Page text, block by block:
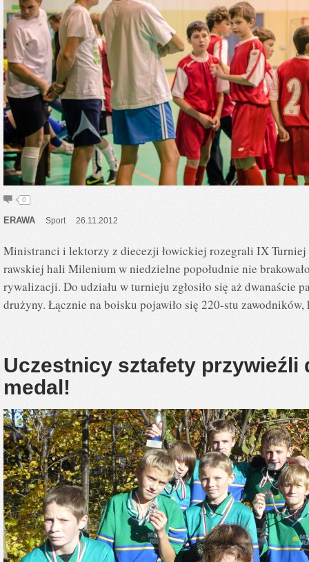
0
ERAWA Sport 26.11.2012
Ministranci i lektorzy z diecezji łowickiej rozegrali IX Turniej
rawskiej hali Milenium w niedzielne popołudnie nie
rywalizacji. Do udziału w turnieju zgłosiło się aż dwanaście
drużyny. Łącznie na boisku pojawiło się 220-stu
Uczestnicy sztafety przywieźli
medal!